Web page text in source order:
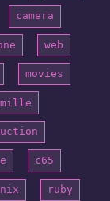
camera
web
movies
c65
ruby